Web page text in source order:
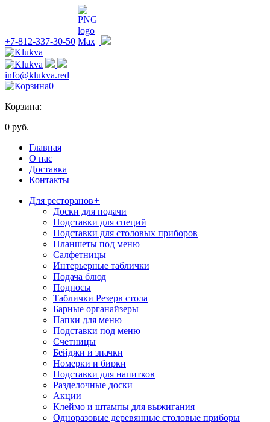
+7-812-337-30-50
info@klukva.red
0
Корзина:
0 руб.
Главная
О нас
Доставка
Контакты
Для ресторанов+
Доски для подачи
Подставки для специй
Подставки для столовых приборов
Планшеты под меню
Салфетницы
Интерьерные таблички
Подача блюд
Подносы
Таблички Резерв стола
Барные органайзеры
Папки для меню
Подставки под меню
Счетницы
Бейджи и значки
Номерки и бирки
Подставки для напитков
Разделочные доски
Акции
Клеймо и штампы для выжигания
Одноразовые деревянные столовые приборы